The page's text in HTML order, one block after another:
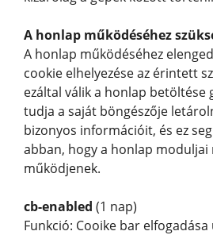
A honlap működéséhez
A honlap működéséhez
cookie elhelyezése az érintett
ezáltal válik a honlap betöltése
tudja a saját böngészője
bizonyos információit, és ez
abban, hogy a honlap
működjenek.
cb-enabled (1 nap)
Funkció: Cooike bar